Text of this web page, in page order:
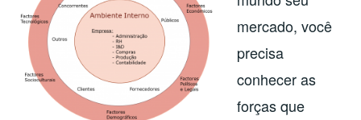
mercado, você
precisa
conhecer as
forças que